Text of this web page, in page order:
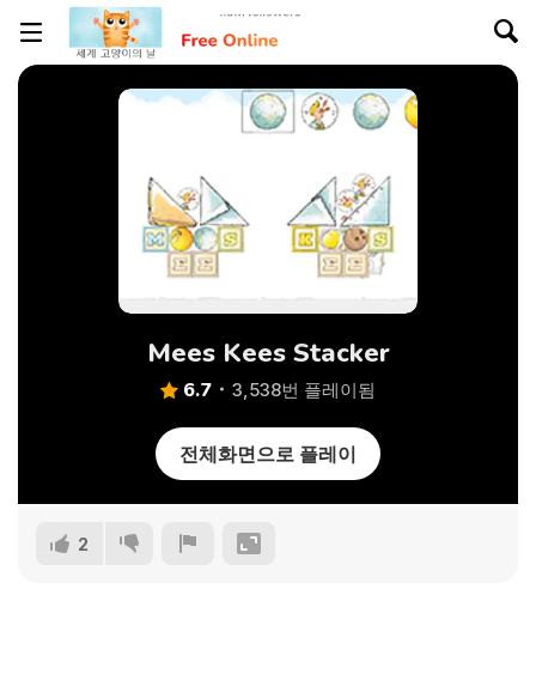
Mees Kees Stacker
6.7 3,538번 플레이됨
전체화면으로 플레이
2